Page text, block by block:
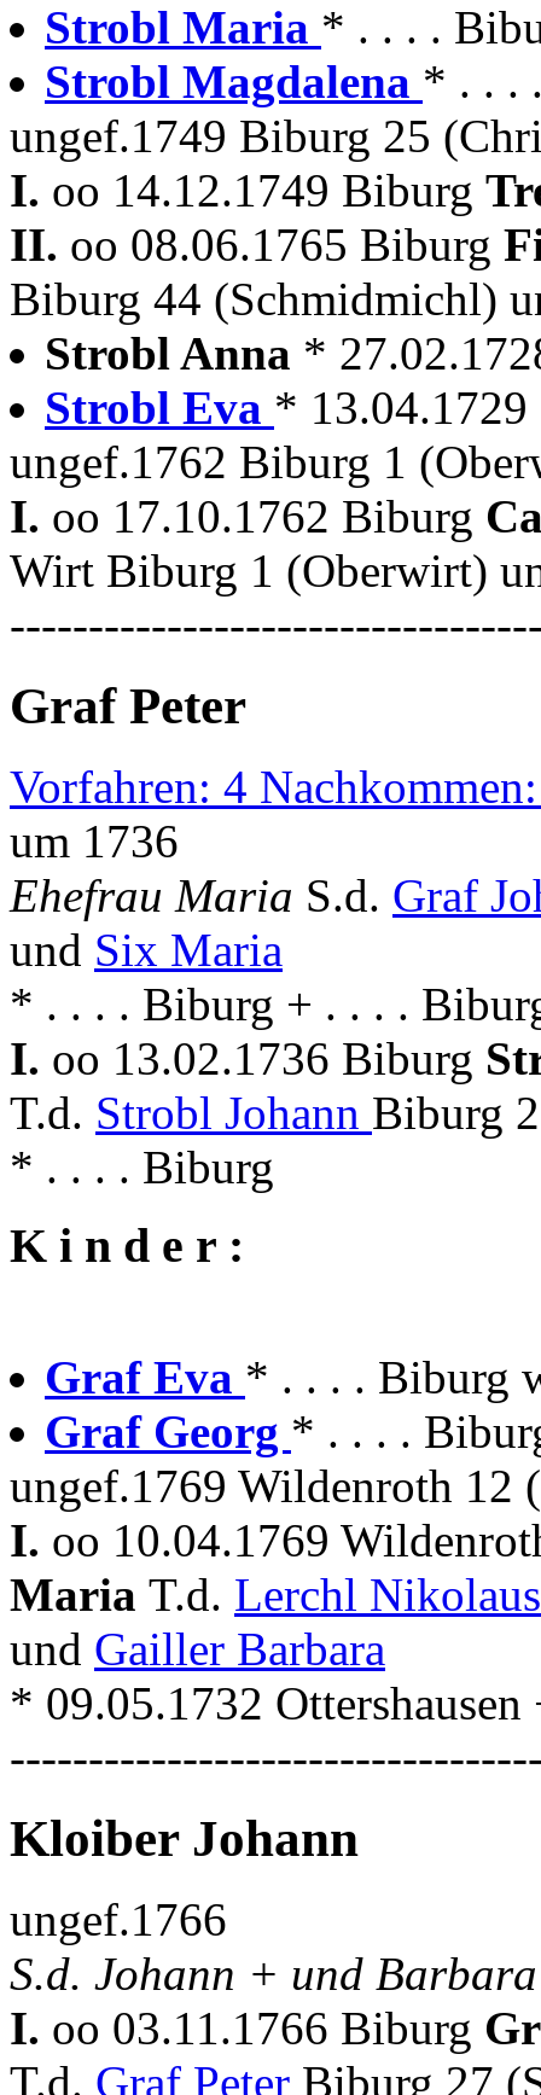
Strobl Maria * . . . .
Strobl Magdalena * . . .
ungef.1749 Biburg 25
I. oo 14.12.1749 Biburg
II. oo 08.06.1765 Biburg
Biburg 44 (Schmidmichl)
Strobl Anna *
Strobl Eva *
ungef.1762 Biburg 1
I. oo 17.10.1762 Biburg
Wirt Biburg 1 (Oberwirt)
Graf Peter
Vorfahren: 4
um 1736
Ehefrau Maria S.d. Graf
und Six Maria
* . . . . Biburg + . . . .
I. oo 13.02.1736 Biburg
T.d. Strobl Johann Biburg
* . . . . Biburg
K i n d e r :
Graf Eva * . . . . Biburg
Graf Georg * . . . .
ungef.1769 Wildenroth 12
I. oo 10.04.1769
Maria T.d. Lerchl
und Gailler Barbara
* 09.05.1732
Kloiber Johann
ungef.1766
S.d. Johann + und
I. oo 03.11.1766 Biburg
T.d. Graf Peter Biburg 27